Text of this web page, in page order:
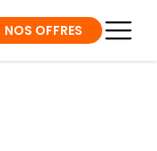
NOS OFFRES